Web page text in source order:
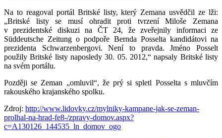
Na to reagoval portál Britské listy, který Zemana usvědčil ze lži:
„Britské listy se musí ohradit proti tvrzení Miloše Zemana
v prezidentské diskuzi na ČT 24, že zveřejnily informaci ze
Süddeutsche Zeitung o podpoře Bernda Posselta kandidátovi na
prezidenta Schwarzenbergovi. Není to pravda. Jméno Posselt
použily Britské listy naposledy 30. 05. 2012,“ napsaly Britské listy
na svém portálu.
Později se Zeman „omluvil“, že prý si spletl Posselta s mluvčím
rakouského krajanského spolku.
Zdroj: http://www.lidovky.cz/mylniky-kampane-jak-se-zeman-
prolhal-na-hrad-fe8-/zpravy-domov.aspx?
c=A130126_144535_ln_domov_ogo